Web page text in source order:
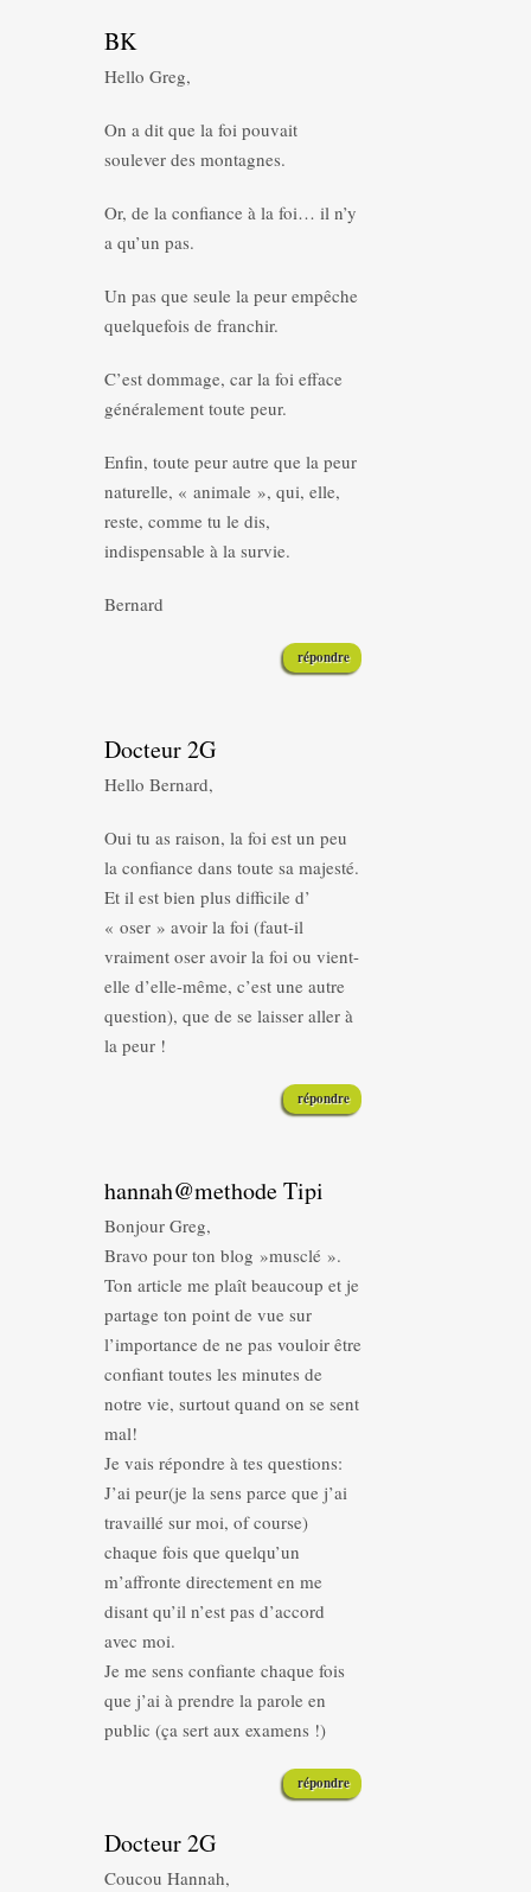
BK
Hello Greg,
On a dit que la foi pouvait
soulever des montagnes.
Or, de la confiance à la foi… il n’y
a qu’un pas.
Un pas que seule la peur empêche
quelquefois de franchir.
C’est dommage, car la foi efface
généralement toute peur.
Enfin, toute peur autre que la peur
naturelle, « animale », qui, elle,
reste, comme tu le dis,
indispensable à la survie.
Bernard
répondre
Docteur 2G
Hello Bernard,
Oui tu as raison, la foi est un peu
la confiance dans toute sa majesté.
Et il est bien plus difficile d’
« oser » avoir la foi (faut-il
vraiment oser avoir la foi ou vient-
elle d’elle-même, c’est une autre
question), que de se laisser aller à
la peur !
répondre
hannah@methode Tipi
Bonjour Greg,
Bravo pour ton blog »musclé ».
Ton article me plaît beaucoup et je
partage ton point de vue sur
l’importance de ne pas vouloir être
confiant toutes les minutes de
notre vie, surtout quand on se sent
mal!
Je vais répondre à tes questions:
J’ai peur(je la sens parce que j’ai
travaillé sur moi, of course)
chaque fois que quelqu’un
m’affronte directement en me
disant qu’il n’est pas d’accord
avec moi.
Je me sens confiante chaque fois
que j’ai à prendre la parole en
public (ça sert aux examens !)
répondre
Docteur 2G
Coucou Hannah,